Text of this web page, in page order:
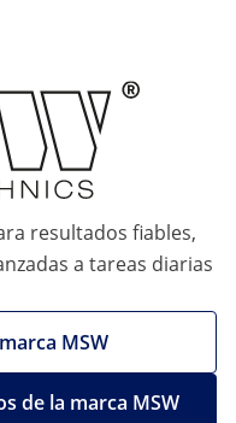
resultados fiables,
a tareas diarias
MSW
de la marca MSW